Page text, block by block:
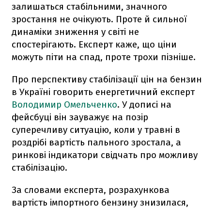
залишаться стабільними, значного
зростання не очікують. Проте й сильної
динаміки зниження у світі не
спостерігають. Експерт каже, що ціни
можуть піти на спад, проте трохи пізніше.
Про перспективу стабілізації цін на бензин
в Україні говорить енергетичний експерт
Володимир Омельченко. У дописі на
фейсбуці він зауважує на позір
суперечливу ситуацію, коли у травні в
роздрібі вартість пального зростала, а
ринкові індикатори свідчать про можливу
стабілізацію.
За словами експерта, розрахункова
вартість імпортного бензину знизилася,